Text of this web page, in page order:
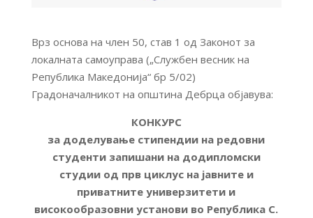
Врз основа на член 50, став 1 од Законот за
локалната самоуправа („Службен весник на
Република Македонија“ бр 5/02)
Градоначалникот на општина Дебрца објавува:
КОНКУРС
за доделување стипендии на редовни
студенти запишани на додипломски
студии од прв циклус на јавните и
приватните универзитети и
високообразовни установи во Република С.